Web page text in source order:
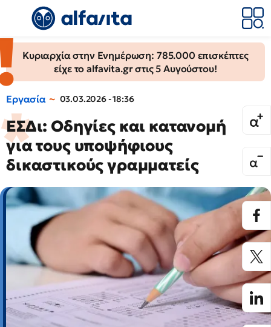
Κυριαρχία στην Ενημέρωση: 785.000 επισκέπτες
είχε το alfavita.gr στις 5 Αυγούστου!
Εργασία 03.03.2026 - 18:36
ΕΣΔι: Οδηγίες και κατανομή
για τους υποψήφιους
δικαστικούς γραμματείς